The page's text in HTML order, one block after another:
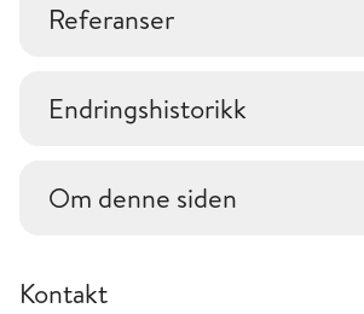
Referanser
Endringshistorikk
Om denne siden
Kontakt